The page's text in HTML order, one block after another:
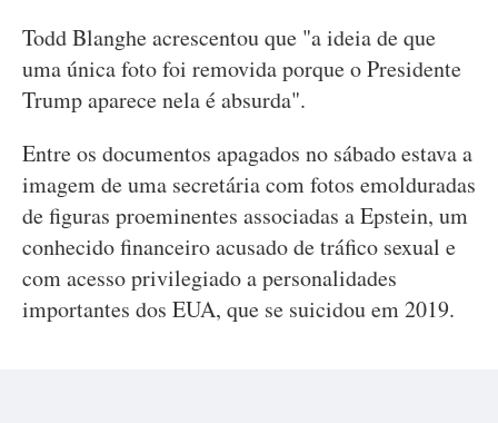
Todd Blanghe acrescentou que "a ideia de que
uma única foto foi removida porque o Presidente
Trump aparece nela é absurda".
Entre os documentos apagados no sábado estava a
imagem de uma secretária com fotos emolduradas
de figuras proeminentes associadas a Epstein, um
conhecido financeiro acusado de tráfico sexual e
com acesso privilegiado a personalidades
importantes dos EUA, que se suicidou em 2019.